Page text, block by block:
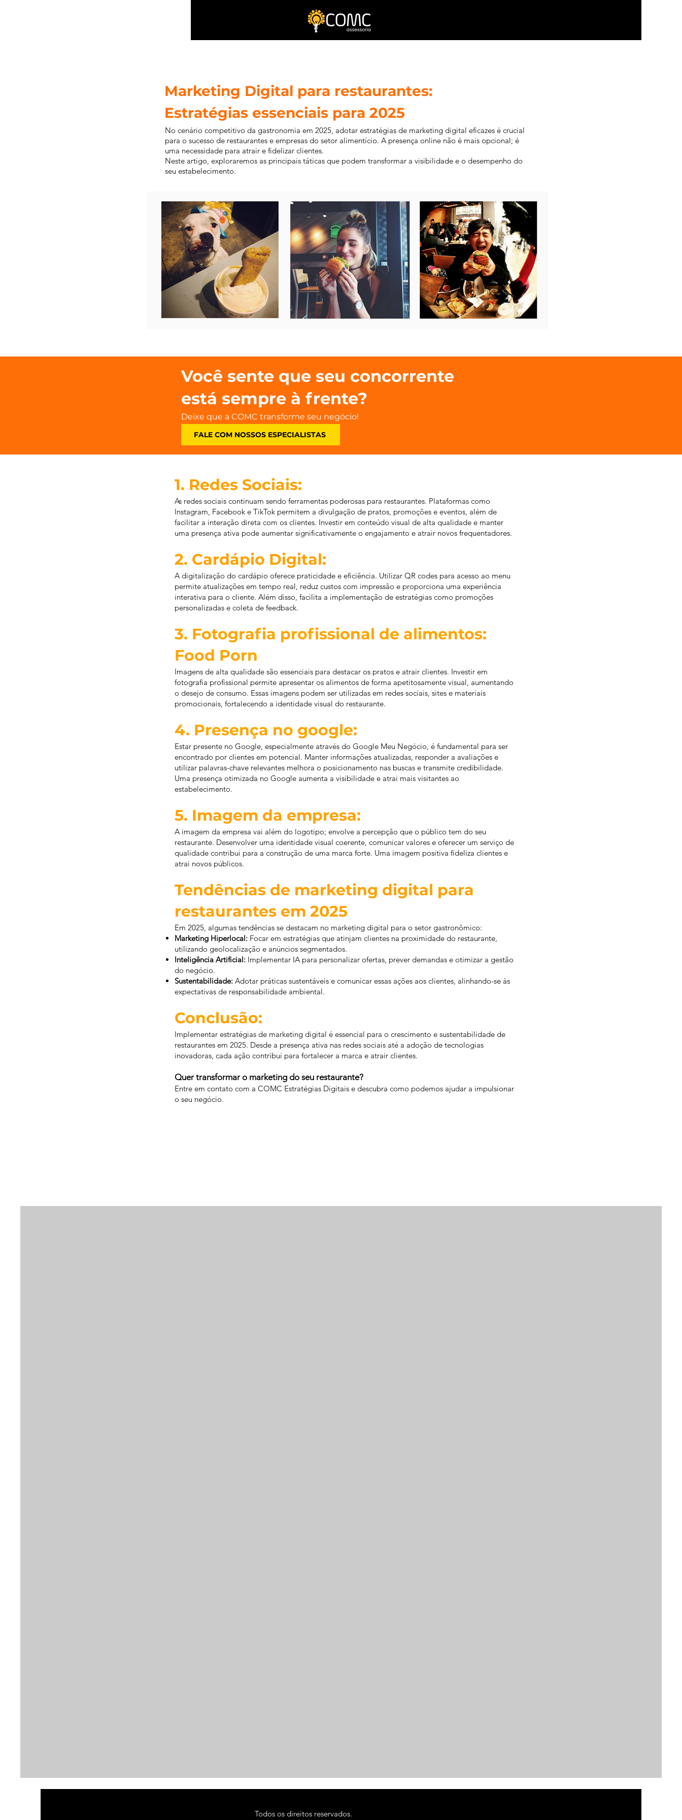
Marketing Digital para restaurantes:
Estratégias essenciais para 2025
No cenário competitivo da gastronomia em 2025, adotar estratégias de marketing digital eficazes é crucial
para o sucesso de restaurantes e empresas do setor alimentício. A presença online não é mais opcional; é
uma necessidade para atrair e fidelizar clientes.
Neste artigo, exploraremos as principais táticas que podem transformar a visibilidade e o desempenho do
seu estabelecimento.
Você sente que seu concorrente
está sempre à frente?
Deixe que a COMC transforme seu negócio!
FALE COM NOSSOS ESPECIALISTAS
1. Redes Sociais:
As redes sociais continuam sendo ferramentas poderosas para restaurantes. Plataformas como
Instagram, Facebook e TikTok permitem a divulgação de pratos, promoções e eventos, além de
facilitar a interação direta com os clientes. Investir em conteúdo visual de alta qualidade e manter
uma presença ativa pode aumentar significativamente o engajamento e atrair novos frequentadores.
2. Cardápio Digital:
A digitalização do cardápio oferece praticidade e eficiência. Utilizar QR codes para acesso ao menu
permite atualizações em tempo real, reduz custos com impressão e proporciona uma experiência
interativa para o cliente. Além disso, facilita a implementação de estratégias como promoções
personalizadas e coleta de feedback.
3. Fotografia profissional de alimentos:
Food Porn
Imagens de alta qualidade são essenciais para destacar os pratos e atrair clientes. Investir em
fotografia profissional permite apresentar os alimentos de forma apetitosamente visual, aumentando
o desejo de consumo. Essas imagens podem ser utilizadas em redes sociais, sites e materiais
promocionais, fortalecendo a identidade visual do restaurante.
4. Presença no google:
Estar presente no Google, especialmente através do Google Meu Negócio, é fundamental para ser
encontrado por clientes em potencial. Manter informações atualizadas, responder a avaliações e
utilizar palavras-chave relevantes melhora o posicionamento nas buscas e transmite credibilidade.
Uma presença otimizada no Google aumenta a visibilidade e atrai mais visitantes ao
estabelecimento.
5. Imagem da empresa:
A imagem da empresa vai além do logotipo; envolve a percepção que o público tem do seu
restaurante. Desenvolver uma identidade visual coerente, comunicar valores e oferecer um serviço de
qualidade contribui para a construção de uma marca forte. Uma imagem positiva fideliza clientes e
atrai novos públicos.
Tendências de marketing digital para
restaurantes em 2025
Em 2025, algumas tendências se destacam no marketing digital para o setor gastronômico:
Marketing Hiperlocal: Focar em estratégias que atinjam clientes na proximidade do restaurante,
utilizando geolocalização e anúncios segmentados.
Inteligência Artificial: Implementar IA para personalizar ofertas, prever demandas e otimizar a gestão
do negócio.
Sustentabilidade: Adotar práticas sustentáveis e comunicar essas ações aos clientes, alinhando-se às
expectativas de responsabilidade ambiental.
Conclusão:
Implementar estratégias de marketing digital é essencial para o crescimento e sustentabilidade de
restaurantes em 2025. Desde a presença ativa nas redes sociais até a adoção de tecnologias
inovadoras, cada ação contribui para fortalecer a marca e atrair clientes.
Quer transformar o marketing do seu restaurante?
Entre em contato com a COMC Estratégias Digitais e descubra como podemos ajudar a impulsionar
o seu negócio.
Todos os direitos reservados.